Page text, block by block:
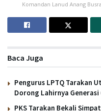
Komandan Lanud Anang
Baca Juga
Pengurus LPTQ Tarakan
Dorong Lahirnya
PKS Tarakan Bekali